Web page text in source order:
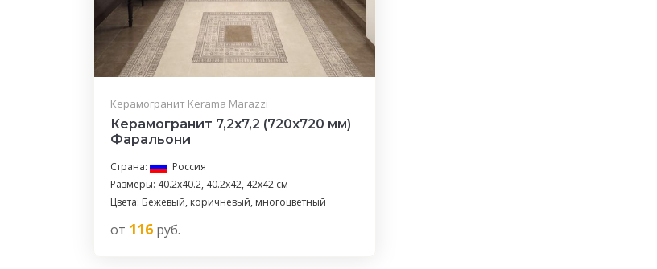
Керамогранит Kerama Marazzi
Керамогранит 7,2x7,2 (720x720 мм)
Фаральони
Страна:
Россия
Размеры: 40.2x40.2, 40.2x42, 42x42 см
Цвета: Бежевый, коричневый, многоцветный
от 116 руб.